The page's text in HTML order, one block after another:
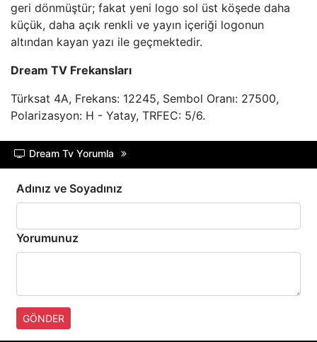
TELE1
ULUSAL KANAL
TRT SPOR
A SPOR
TRT BELGESEL
DMAX
geri dönmüştür; fakat yeni logo sol üst köşede daha
küçük, daha açık renkli ve yayın içeriği logonun
altından kayan yazı ile geçmektedir.
Dream TV Frekansları
Türksat 4A, Frekans: 12245, Sembol Oranı: 27500,
Polarizasyon: H - Yatay, TRFEC: 5/6.
Dream Tv Yorumla
Adınız ve Soyadınız
Yorumunuz
GÖNDER